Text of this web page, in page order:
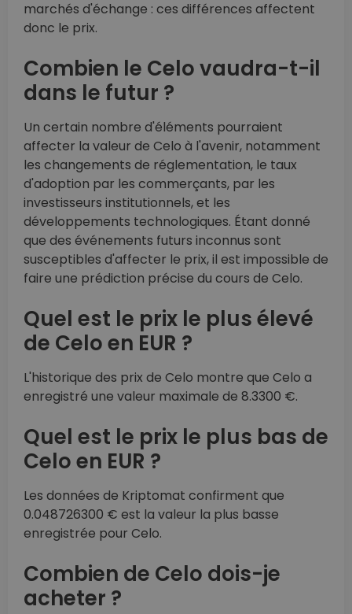
marchés d'échange : ces différences affectent
donc le prix.
Combien le Celo vaudra-t-il
dans le futur ?
Un certain nombre d'éléments pourraient
affecter la valeur de Celo à l'avenir, notamment
les changements de réglementation, le taux
d'adoption par les commerçants, par les
investisseurs institutionnels, et les
développements technologiques. Étant donné
que des événements futurs inconnus sont
susceptibles d'affecter le prix, il est impossible de
faire une prédiction précise du cours de Celo.
Quel est le prix le plus élevé
de Celo en EUR ?
L'historique des prix de Celo montre que Celo a
enregistré une valeur maximale de 8.3300 €.
Quel est le prix le plus bas de
Celo en EUR ?
Les données de Kriptomat confirment que
0.048726300 € est la valeur la plus basse
enregistrée pour Celo.
Combien de Celo dois-je
acheter ?